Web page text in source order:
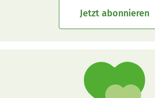
Jetzt abonnieren